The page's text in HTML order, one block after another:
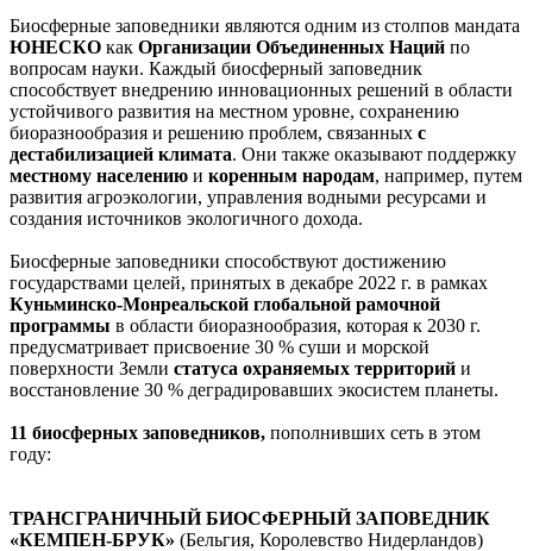
Биосферные заповедники являются одним из столпов мандата
ЮНЕСКО как Организации Объединенных Наций по
вопросам науки. Каждый биосферный заповедник
способствует внедрению инновационных решений в области
устойчивого развития на местном уровне, сохранению
биоразнообразия и решению проблем, связанных с
дестабилизацией климата. Они также оказывают поддержку
местному населению и коренным народам, например, путем
развития агроэкологии, управления водными ресурсами и
создания источников экологичного дохода.
Биосферные заповедники способствуют достижению
государствами целей, принятых в декабре 2022 г. в рамках
Куньминско-Монреальской глобальной рамочной
программы в области биоразнообразия, которая к 2030 г.
предусматривает присвоение 30 % суши и морской
поверхности Земли статуса охраняемых территорий и
восстановление 30 % деградировавших экосистем планеты.
11 биосферных заповедников, пополнивших сеть в этом
году:
ТРАНСГРАНИЧНЫЙ БИОСФЕРНЫЙ ЗАПОВЕДНИК
«КЕМПЕН-БРУК» (Бельгия, Королевство Нидерландов)